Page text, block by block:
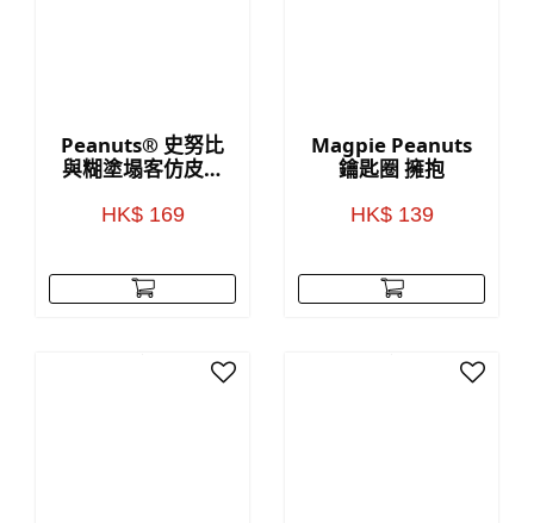
Peanuts® 史努比
與糊塗塌客仿皮筆
HK$ 169
Magpie Peanuts
鑰匙圈 擁抱
HK$ 139